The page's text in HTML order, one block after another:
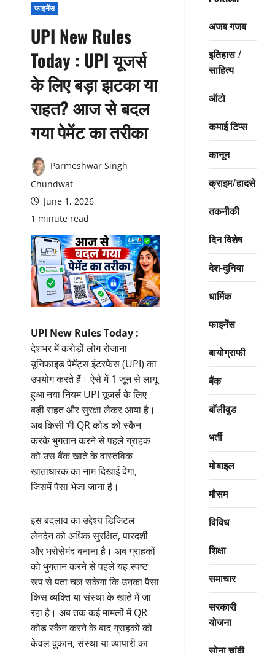
फाइनेंस
UPI New Rules
Today : UPI यूजर्स
के लिए बड़ा झटका या
राहत? आज से बदल
गया पेमेंट का तरीका
Parmeshwar Singh
Chundwat
June 1, 2026
1 minute read
UPI New Rules Today :
देशभर में करोड़ों लोग रोजाना
यूनिफाइड पेमेंट्स इंटरफेस (UPI) का
उपयोग करते हैं। ऐसे में 1 जून से लागू
हुआ नया नियम UPI यूजर्स के लिए
बड़ी राहत और सुरक्षा लेकर आया है।
अब किसी भी QR कोड को स्कैन
करके भुगतान करने से पहले ग्राहक
को उस बैंक खाते के वास्तविक
खाताधारक का नाम दिखाई देगा,
जिसमें पैसा भेजा जाना है।
इस बदलाव का उद्देश्य डिजिटल
लेनदेन को अधिक सुरक्षित, पारदर्शी
और भरोसेमंद बनाना है। अब ग्राहकों
को भुगतान करने से पहले यह स्पष्ट
रूप से पता चल सकेगा कि उनका पैसा
किस व्यक्ति या संस्था के खाते में जा
रहा है। अब तक कई मामलों में QR
कोड स्कैन करने के बाद ग्राहकों को
केवल दुकान, संस्था या व्यापारी का
अजब गजब
इतिहास /
साहित्य
ऑटो
कमाई टिप्स
कानून
क्राइम/हादसे
तकनीकी
दिन विशेष
देश-दुनिया
धार्मिक
फाइनेंस
बायोग्राफी
बैंक
बॉलीवुड
भर्ती
मोबाइल
मौसम
विविध
शिक्षा
समाचार
सरकारी
योजना
सोना चांदी